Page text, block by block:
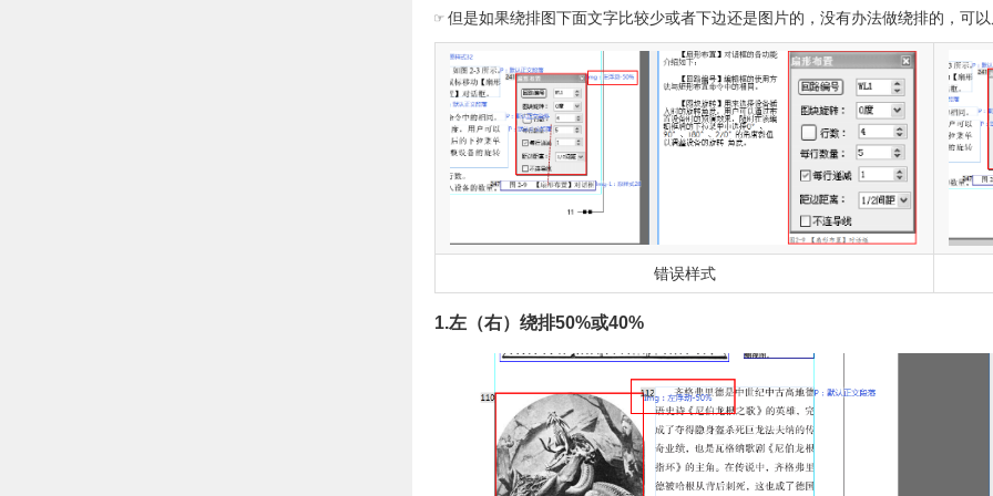
☞ 但是如果绕排图下面文字比较少或者下边还是图片的，没有办法做绕排的，可
错误样式
1.左（右）绕排50%或40%